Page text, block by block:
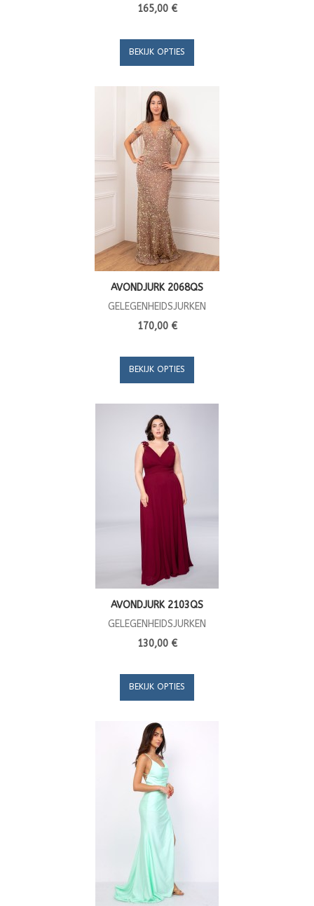
165,00 €
BEKIJK OPTIES
AVONDJURK 2068QS
GELEGENHEIDSJURKEN
170,00 €
BEKIJK OPTIES
AVONDJURK 2103QS
GELEGENHEIDSJURKEN
130,00 €
BEKIJK OPTIES